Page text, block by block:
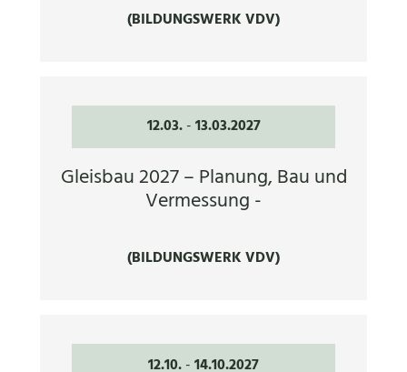
(BILDUNGSWERK VDV)
12.03. -13.03.2027
Gleisbau 2027 – Planung, Bau und
Vermessung -
(BILDUNGSWERK VDV)
12.10.-14.10.2027